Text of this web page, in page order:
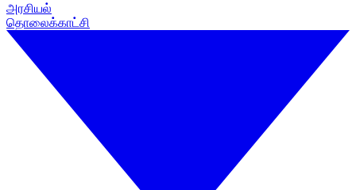
அரசியல்
தொலைக்காட்சி